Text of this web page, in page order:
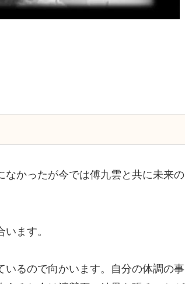
かったが今では傅九雲と共に未来の
ます。
るので向かいます。自分の体調の事